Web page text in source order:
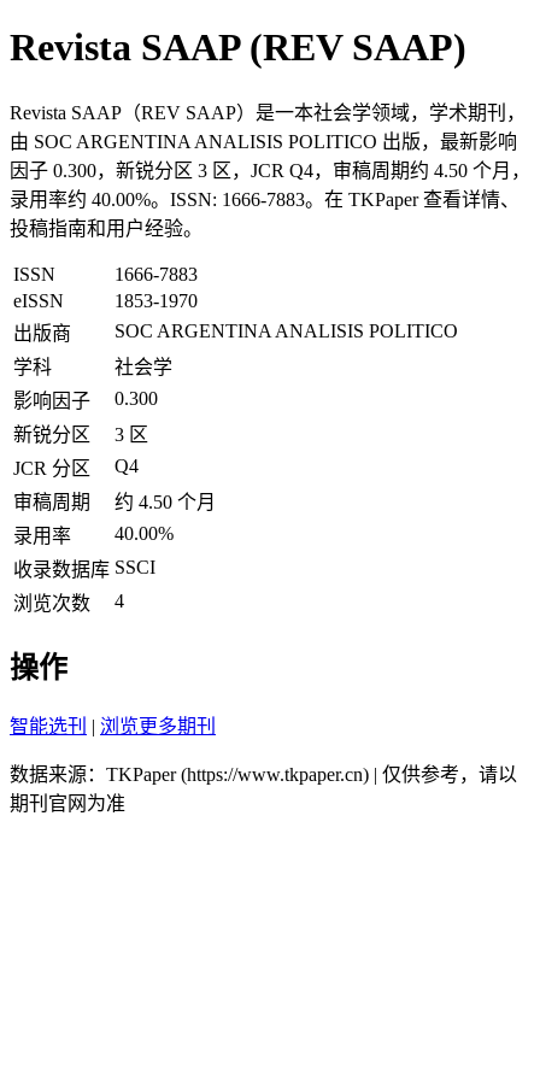
Revista SAAP (REV SAAP)
Revista SAAP（REV SAAP）是一本社会学领域，学术期刊，
由 SOC ARGENTINA ANALISIS POLITICO 出版，最新影响
因子 0.300，新锐分区 3 区，JCR Q4，审稿周期约 4.50 个月，
录用率约 40.00%。ISSN: 1666-7883。在 TKPaper 查看详情、
投稿指南和用户经验。
ISSN
1666-7883
eISSN
1853-1970
出版商
SOC ARGENTINA ANALISIS POLITICO
学科
社会学
影响因子
0.300
新锐分区
3 区
JCR 分区
Q4
审稿周期
约 4.50 个月
录用率
40.00%
收录数据库 SSCI
浏览次数
4
操作
智能选刊 | 浏览更多期刊
数据来源：TKPaper (https://www.tkpaper.cn) | 仅供参考，请以
期刊官网为准